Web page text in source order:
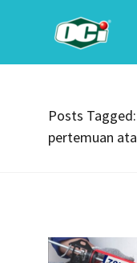
Posts
pertemuan